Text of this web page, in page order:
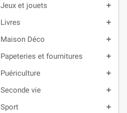
Jeux et jouets add
Livres add
Maison Déco add
Papeteries et fournitures add
Puériculture add
Seconde vie add
Sport add